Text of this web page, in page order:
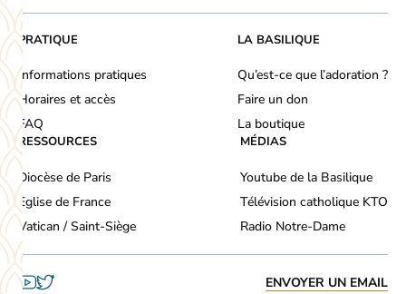
PRATIQUE
Informations pratiques
Horaires et accès
FAQ
LA BASILIQUE
Qu’est-ce que l’adoration ?
Faire un don
La boutique
RESSOURCES
Diocèse de Paris
Eglise de France
Vatican / Saint-Siège
MÉDIAS
Youtube de la Basilique
Télévision catholique KTO
Radio Notre-Dame
ENVOYER UN EMAIL